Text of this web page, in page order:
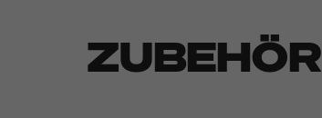
ZUBEHÖR